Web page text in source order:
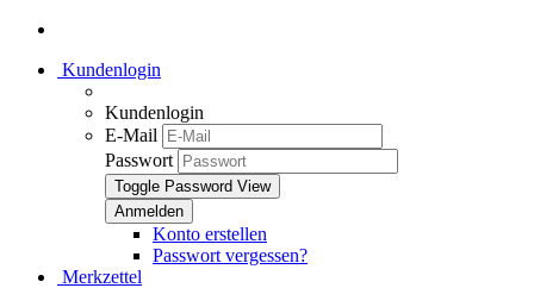
Kundenlogin
Kundenlogin
E-Mail
Passwort
Toggle Password View
Konto erstellen
Passwort vergessen?
Merkzettel